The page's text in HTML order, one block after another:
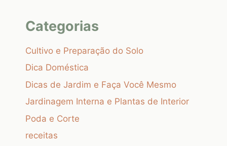
Categorias
Cultivo e Preparação do Solo
Dica Doméstica
Dicas de Jardim e Faça Você Mesmo
Jardinagem Interna e Plantas de Interior
Poda e Corte
receitas